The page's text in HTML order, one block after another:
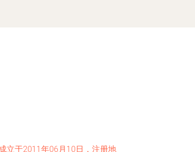
立于2011年06月10日，注册地